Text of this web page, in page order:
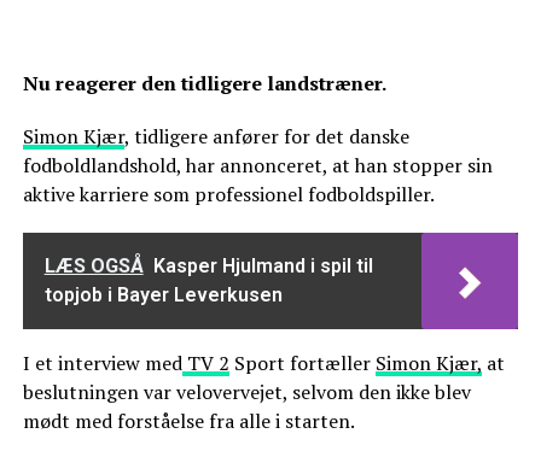
Nu reagerer den tidligere landstræner.
Simon Kjær, tidligere anfører for det danske
fodboldlandshold, har annonceret, at han stopper sin
aktive karriere som professionel fodboldspiller.
LÆS OGSÅ Kasper Hjulmand i spil til
topjob i Bayer Leverkusen
I et interview medTV 2 Sport fortæller Simon Kjær, at
beslutningen var velovervejet, selvom den ikke blev
mødt med forståelse fra alle i starten.